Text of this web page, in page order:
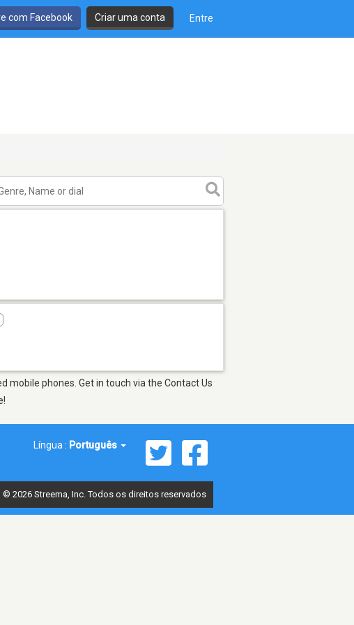
com Facebook Criar uma conta Entre
mobile phones. Get in touch via the Contact Us
Língua : Português
© 2026 Streema, Inc. Todos os direitos reservados